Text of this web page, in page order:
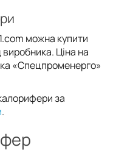
можна купити
Ціна на
«Спецпроменерго»
за
.